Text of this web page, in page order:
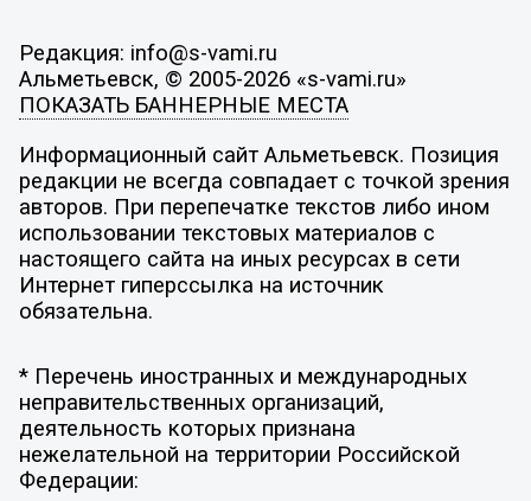
Редакция: info@s-vami.ru
Альметьевск, © 2005-2026 «s-vami.ru»
ПОКАЗАТЬ БАННЕРНЫЕ МЕСТА
Информационный сайт Альметьевск. Позиция
редакции не всегда совпадает с точкой зрения
авторов. При перепечатке текстов либо ином
использовании текстовых материалов с
настоящего сайта на иных ресурсах в сети
Интернет гиперссылка на источник
обязательна.
* Перечень иностранных и международных
неправительственных организаций,
деятельность которых признана
нежелательной на территории Российской
Федерации: